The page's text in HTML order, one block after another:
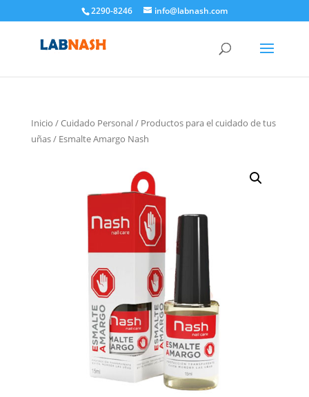
2290-8246 info@labnash.com
Inicio /Cuidado Personal/ Productos para el cuidado de tus
uñas/ Esmalte Amargo Nash